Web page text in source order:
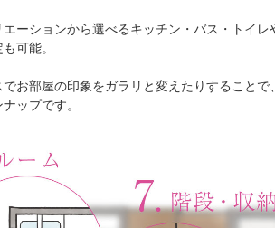
ーションから選べるキッチン・バス・トイ
可能。
お部屋の印象をガラリと変えたりすること
ップです。